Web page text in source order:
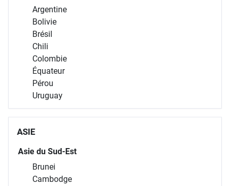
Argentine
Bolivie
Brésil
Chili
Colombie
Équateur
Pérou
Uruguay
ASIE
Asie du Sud-Est
Brunei
Cambodge